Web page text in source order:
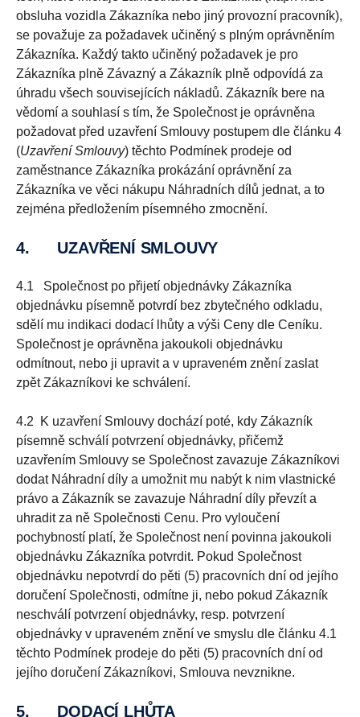
obsluha vozidla Zákazníka nebo jiný provozní pracovník),
se považuje za požadavek učiněný s plným oprávněním
Zákazníka. Každý takto učiněný požadavek je pro
Zákazníka plně Závazný a Zákazník plně odpovídá za
úhradu všech souvisejících nákladů. Zákazník bere na
vědomí a souhlasí s tím, že Společnost je oprávněna
požadovat před uzavření Smlouvy postupem dle článku 4
(Uzavření Smlouvy) těchto Podmínek prodeje od
zaměstnance Zákazníka prokázání oprávnění za
Zákazníka ve věci nákupu Náhradních dílů jednat, a to
zejména předložením písemného zmocnění.
UZAVŘENÍ SMLOUVY
4.1 Společnost po přijetí objednávky Zákazníka
objednávku písemně potvrdí bez zbytečného odkladu,
sdělí mu indikaci dodací lhůty a výši Ceny dle Ceníku.
Společnost je oprávněna jakoukoli objednávku
odmítnout, nebo ji upravit a v upraveném znění zaslat
zpět Zákazníkovi ke schválení.
4.2 K uzavření Smlouvy dochází poté, kdy Zákazník
písemně schválí potvrzení objednávky, přičemž
uzavřením Smlouvy se Společnost zavazuje Zákazníkovi
dodat Náhradní díly a umožnit mu nabýt k nim vlastnické
právo a Zákazník se zavazuje Náhradní díly převzít a
uhradit za ně Společnosti Cenu. Pro vyloučení
pochybností platí, že Společnost není povinna jakoukoli
objednávku Zákazníka potvrdit. Pokud Společnost
objednávku nepotvrdí do pěti (5) pracovních dní od jejího
doručení Společnosti, odmítne ji, nebo pokud Zákazník
neschválí potvrzení objednávky, resp. potvrzení
objednávky v upraveném znění ve smyslu dle článku 4.1
těchto Podmínek prodeje do pěti (5) pracovních dní od
jejího doručení Zákazníkovi, Smlouva nevznikne.
5. DODACÍ LHŮTA